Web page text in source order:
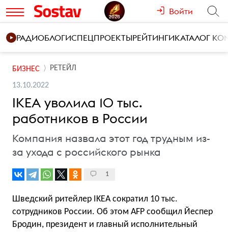
Войти
РАДИОБЛОГИСПЕЦПРОЕКТЫРЕЙТИНГИКАТАЛОГ
БИЗНЕС РЕТЕЙЛ
13.10.2022
IKEA уволила 10 тыс.
работников в России
Компания назвала этот год трудным из-
за ухода с российского рынка
1
Шведский ритейлер IKEA сократил 10 тыс.
сотрудников России. Об этом AFP сообщил Йеспер
Бродин, президент и главный исполнительный